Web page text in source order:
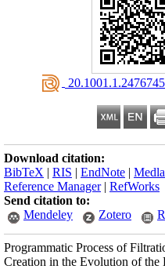
Download citation:
BibTeX | RIS | EndNote |
Reference Manager| RefWorks
Send citation to:
Mendeley
Zotero
Programmatic Process of
Creation in the Evolution of the